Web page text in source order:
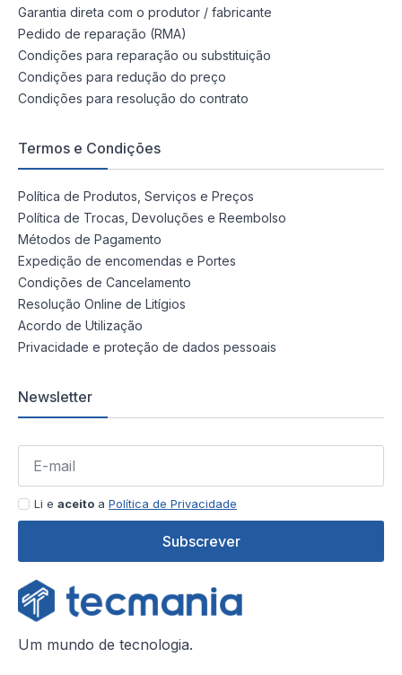
Garantia direta com o produtor / fabricante
Pedido de reparação (RMA)
Condições para reparação ou substituição
Condições para redução do preço
Condições para resolução do contrato
Termos e Condições
Política de Produtos, Serviços e Preços
Política de Trocas, Devoluções e Reembolso
Métodos de Pagamento
Expedição de encomendas e Portes
Condições de Cancelamento
Resolução Online de Litígios
Acordo de Utilização
Privacidade e proteção de dados pessoais
Newsletter
Li e aceito a Política de Privacidade
Subscrever
Um mundo de tecnologia.